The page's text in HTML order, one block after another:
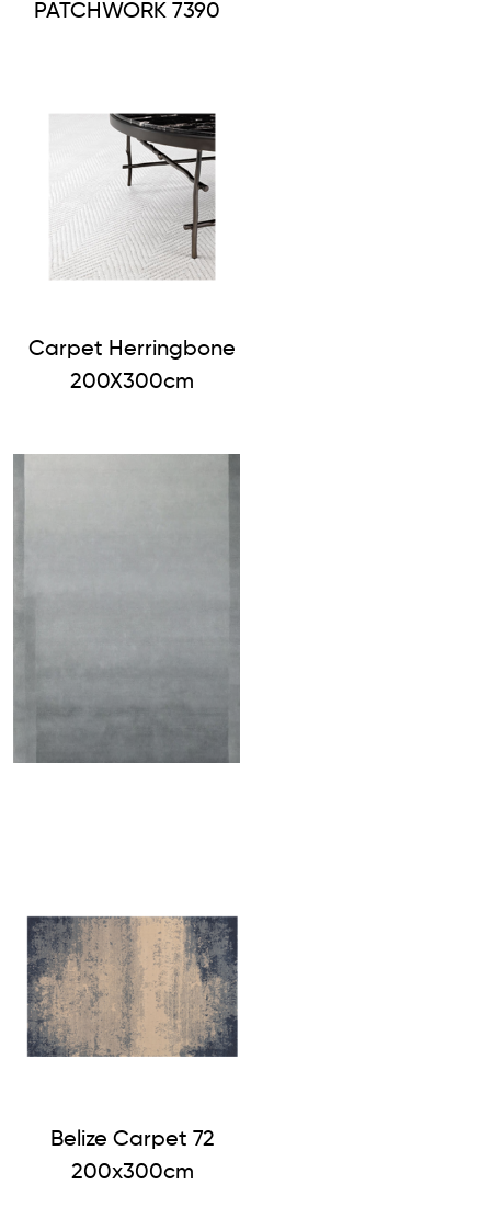
PATCHWORK 7390
Carpet Herringbone
200X300cm
Belize Carpet 72
200x300cm